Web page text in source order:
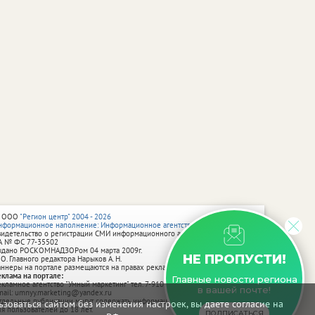
сайтом без изменения настроек, вы даете согласие на
НЕ ПРОПУСТИ!
Главные новости региона
в вашей почте!
"Регион центр" 2004 - 2026
наполнение: Информационное агентство vRossii.ru
о регистрации СМИ информационного агентства vRossii.ru
№ ФС 77‑35502
РОСКОМНАДЗОРом 04 марта 2009г.
Главного редактора Нарыков А. Н.
на портале размещаются на правах рекламы.
на портале:
агентство "Умный маркетинг" тел. 7-910-267-70-40,
umnyy.marketing@yandex.ru
публикации могут содержать информацию, не предназначенную
пользователей до 18 лет.